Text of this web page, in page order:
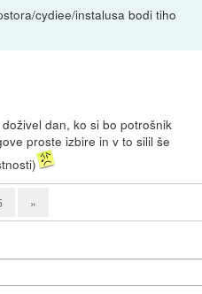
cydiee/instalusa bodi tiho
dan, ko si bo potrošnik
proste izbire in v to silil še
»